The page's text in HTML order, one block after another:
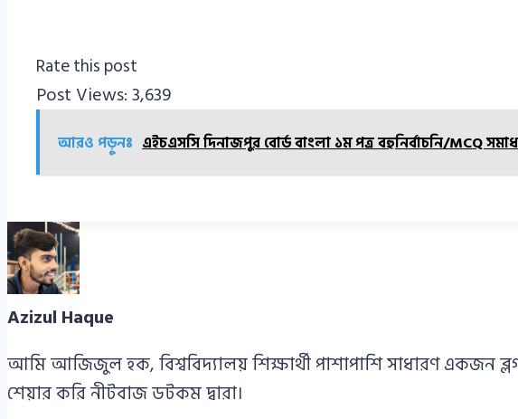
Rate this post
Post Views:3,639
আরও পড়ুনঃ এইচএসসি দিনাজপুর বোর্ড বাংলা ১ম পত্র বহুনির্বাচনি/MCQ
Azizul Haque
আমি আজিজুল হক, বিশ্ববিদ্যালয় শিক্ষার্থী পাশাপাশি সাধারণ একজন
শেয়ার করি নীটবাজ ডটকম দ্বারা।